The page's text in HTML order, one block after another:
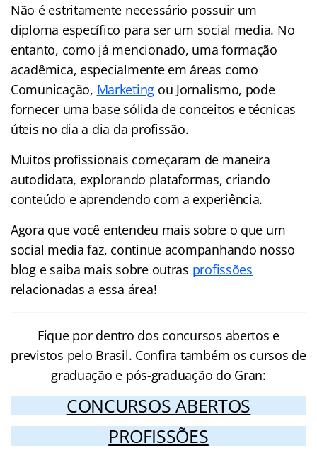
Não é estritamente necessário possuir um
diploma específico para ser um social media. No
entanto, como já mencionado, uma formação
acadêmica, especialmente em áreas como
Comunicação, Marketing ou Jornalismo, pode
fornecer uma base sólida de conceitos e técnicas
úteis no dia a dia da profissão.
Muitos profissionais começaram de maneira
autodidata, explorando plataformas, criando
conteúdo e aprendendo com a experiência.
Agora que você entendeu mais sobre o que um
social media faz, continue acompanhando nosso
blog e saiba mais sobre outras profissões
relacionadas a essa área!
Fique por dentro dos concursos abertos e
previstos pelo Brasil. Confira também os cursos de
graduação e pós-graduação do Gran:
CONCURSOS ABERTOS
PROFISSÕES